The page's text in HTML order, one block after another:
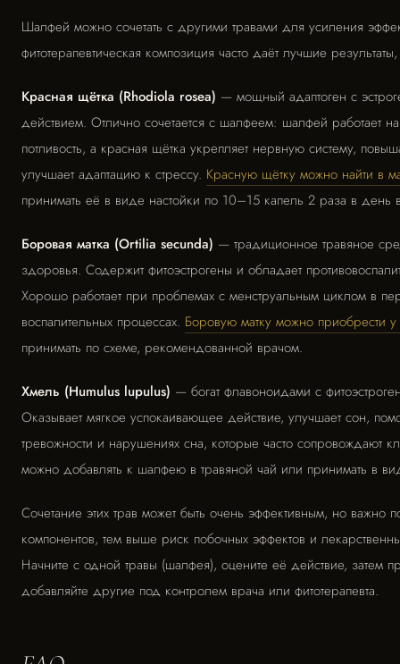
Шалфей можно сочетать с другими травами для усиления
фитотерапевтическая композиция часто даёт лучшие
Красная щётка (Rhodiola rosea) — мощный адаптоген с
действием. Отлично сочетается с шалфеем: шалфей работает
потливость, а красная щётка укрепляет нервную систему,
улучшает адаптацию к стрессу. Красную щётку можно найти в
принимать её в виде настойки по 10–15 капель 2 раза в день
Боровая матка (Ortilia secunda) — традиционное травяное
здоровья. Содержит фитоэстрогены и обладает
Хорошо работает при проблемах с менструальным циклом в
воспалительных процессах. Боровую матку можно приобрести у
принимать по схеме, рекомендованной врачом.
Хмель (Humulus lupulus) — богат флавоноидами с
Оказывает мягкое успокаивающее действие, улучшает сон,
тревожности и нарушениях сна, которые часто сопровождают
можно добавлять к шалфею в травяной чай или принимать в
Сочетание этих трав может быть очень эффективным, но важно
компонентов, тем выше риск побочных эффектов и
Начните с одной травы (шалфея), оцените её действие, затем
добавляйте другие под контролем врача или фитотерапевта.